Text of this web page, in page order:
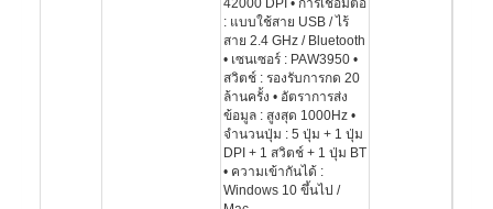
42000 DPI • การเชื่อมต่อ
: แบบใช้สาย USB / ไร้
สาย 2.4 GHz / Bluetooth
• เซนเซอร์ : PAW3950 •
สวิตช์ : รองรับการกด 20
ล้านครั้ง • อัตราการส่ง
ข้อมูล : สูงสุด 1000Hz •
จำนวนปุ่ม : 5 ปุ่ม + 1 ปุ่ม
DPI + 1 สวิตช์ + 1 ปุ่ม BT
• ความเข้ากันได้ :
Windows 10 ขึ้นไป /